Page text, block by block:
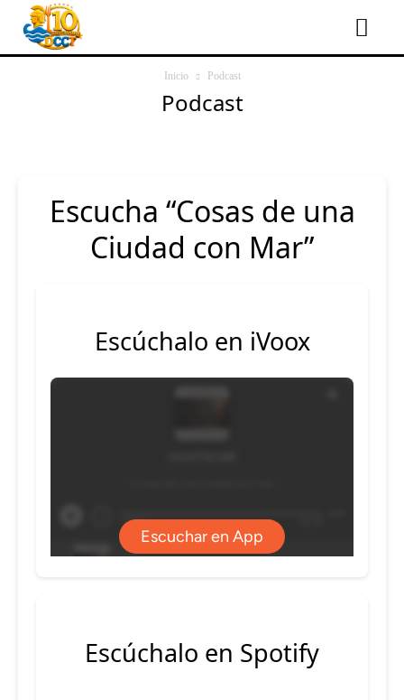
Inicio Podcast
Podcast
Escucha “Cosas de una
Ciudad con Mar”
Escúchalo en iVoox
Escúchalo en Spotify